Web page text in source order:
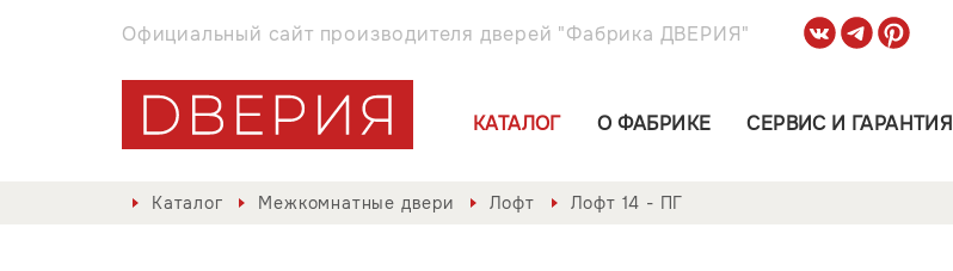
Официальный сайт производителя дверей "Фабрика ДВЕРИЯ"
КАТАЛОГ О ФАБРИКЕ СЕРВИС И ГАРАНТИЯ
Каталог Межкомнатные двери Лофт Лофт 14 - ПГ